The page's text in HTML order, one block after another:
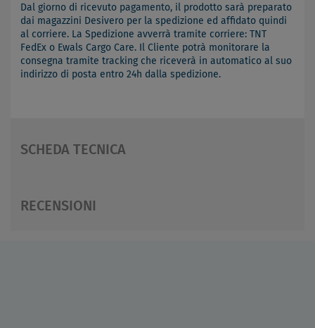
Dal giorno di ricevuto pagamento, il prodotto sarà preparato
dai magazzini Desivero per la spedizione ed affidato quindi
al corriere. La Spedizione avverrà tramite corriere: TNT
FedEx o Ewals Cargo Care. Il Cliente potrà monitorare la
consegna tramite tracking che riceverà in automatico al suo
indirizzo di posta entro 24h dalla spedizione.
SCHEDA TECNICA
RECENSIONI